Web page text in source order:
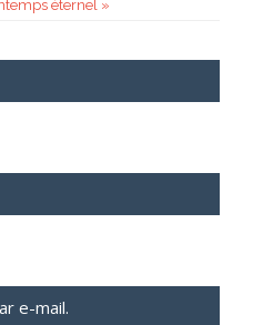
éternel »
e-mail.